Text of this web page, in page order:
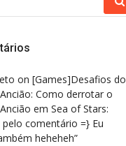
on [Games]Desafios do
Como derrotar o
em Sea of Stars:
pelo comentário =} Eu
heheheh”